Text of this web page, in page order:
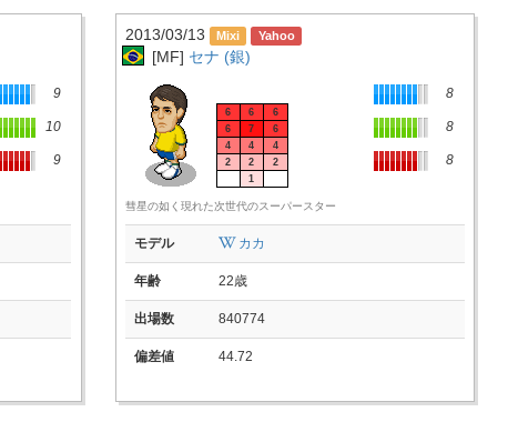
9
10
9
2013/03/13
[MF] セナ (銀)
6 6
6
6
7
6
4
4
4
2
2
2
1
8
8
8
彗星の如く現れた次世代のスーパースター
モデル カカ
年齢 22歳
出場数 840774
偏差値 44.72